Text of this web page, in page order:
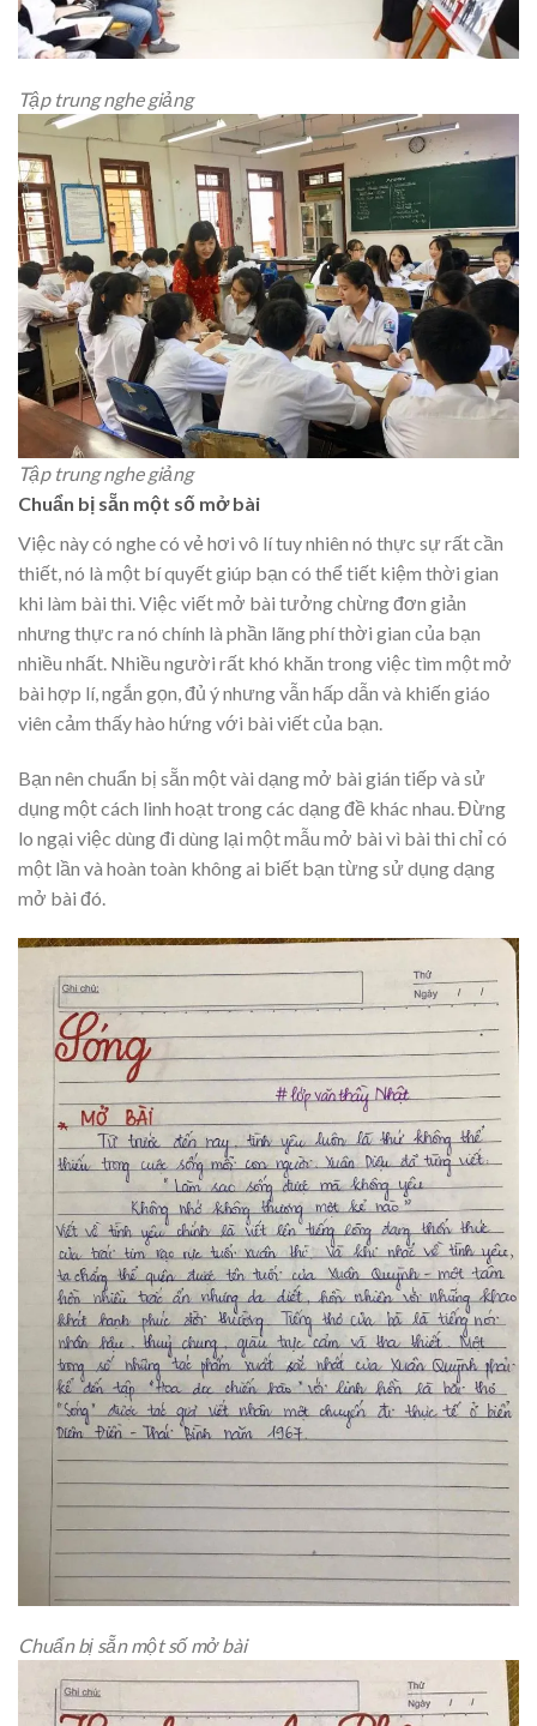
Tập trung nghe giảng
Tập trung nghe giảng
Chuẩn bị sẵn một số mở bài
Việc này có nghe có vẻ hơi vô lí tuy nhiên nó thực sự rất cần
thiết, nó là một bí quyết giúp bạn có thể tiết kiệm thời gian
khi làm bài thi. Việc viết mở bài tưởng chừng đơn giản
nhưng thực ra nó chính là phần lãng phí thời gian của bạn
nhiều nhất. Nhiều người rất khó khăn trong việc tìm một mở
bài hợp lí, ngắn gọn, đủ ý nhưng vẫn hấp dẫn và khiến giáo
viên cảm thấy hào hứng với bài viết của bạn.
Bạn nên chuẩn bị sẵn một vài dạng mở bài gián tiếp và sử
dụng một cách linh hoạt trong các dạng đề khác nhau. Đừng
lo ngại việc dùng đi dùng lại một mẫu mở bài vì bài thi chỉ có
một lần và hoàn toàn không ai biết bạn từng sử dụng dạng
mở bài đó.
Chuẩn bị sẵn một số mở bài